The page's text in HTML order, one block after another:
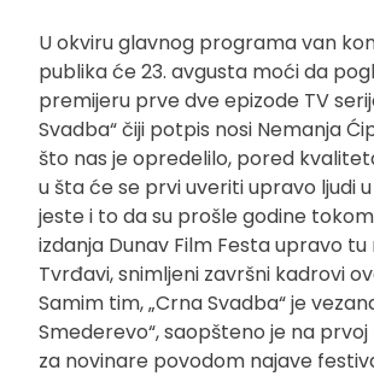
U okviru glavnog programa van
publika će 23. avgusta moći da
premijeru prve dve epizode TV
Svadba“ čiji potpis nosi Nemanja
što nas je opredelilo, pored
u šta će se prvi uveriti upravo ljudi
jeste i to da su prošle godine
izdanja Dunav Film Festa upravo tu
Tvrđavi, snimljeni završni kadrovi
Samim tim, „Crna Svadba“ je
Smederevo“, saopšteno je na
za novinare povodom najave